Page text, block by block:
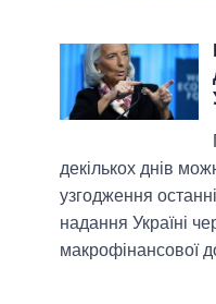
декількох днів
узгодження
надання Україні
макрофінансової